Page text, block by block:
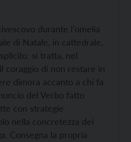
durante l'omelia
di Natale, in cattedrale,
si tratta, nel
coraggio di non restare in
dimora accanto a chi fa
del Verbo fatto
con strategie
nella concretezza dei
Consegna la propria